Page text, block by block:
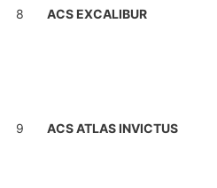
8 ACS EXCALIBUR
9 ACS ATLAS INVICTUS